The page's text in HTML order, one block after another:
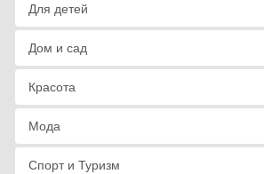
Для детей
Дом и сад
Красота
Мода
Спорт и Туризм